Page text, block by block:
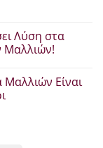
Λύση στα
Μαλλιών!
Μαλλιών Είναι